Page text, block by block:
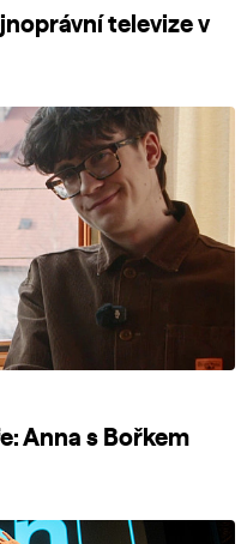
televize v
Anna s Bořkem